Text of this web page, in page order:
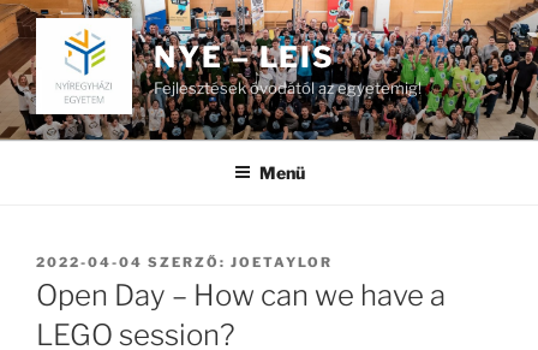
Tartalomhoz
NYE – LEIS
Fejlesztések óvodától az egyetemig!
Menü
BEKÜLDVE:
2022-04-04 SZERZŐ: JOETAYLOR
Open Day – How can we have a
LEGO session?